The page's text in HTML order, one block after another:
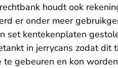
houdt ook
er onder meer
set kentekenplaten
in jerrycans zodat
gebeuren en kon